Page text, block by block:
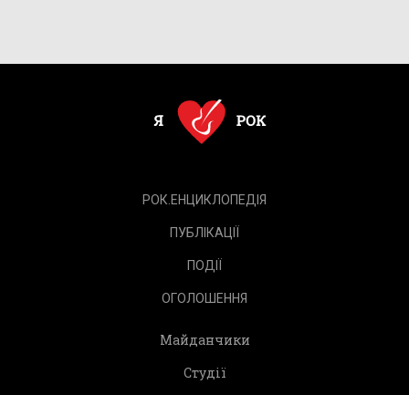
РОК.ЕНЦИКЛОПЕДІЯ
ПУБЛІКАЦІЇ
ПОДІЇ
ОГОЛОШЕННЯ
Майданчики
Студії